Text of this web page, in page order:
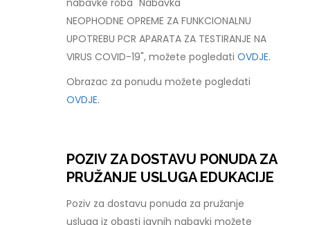
nabavke roba "Nabavka
NEOPHODNE OPREME ZA FUNKCIONALNU
UPOTREBU PCR APARATA ZA TESTIRANJE NA
VIRUS COVID-19", možete pogledatiOVDJE.
Obrazac za ponudu možete pogledati
OVDJE.
POZIV ZA DOSTAVU PONUDA ZA
PRUŽANJE USLUGA EDUKACIJE
Poziv za dostavu ponuda za pružanje
usluga iz obasti javnih nabavki možete